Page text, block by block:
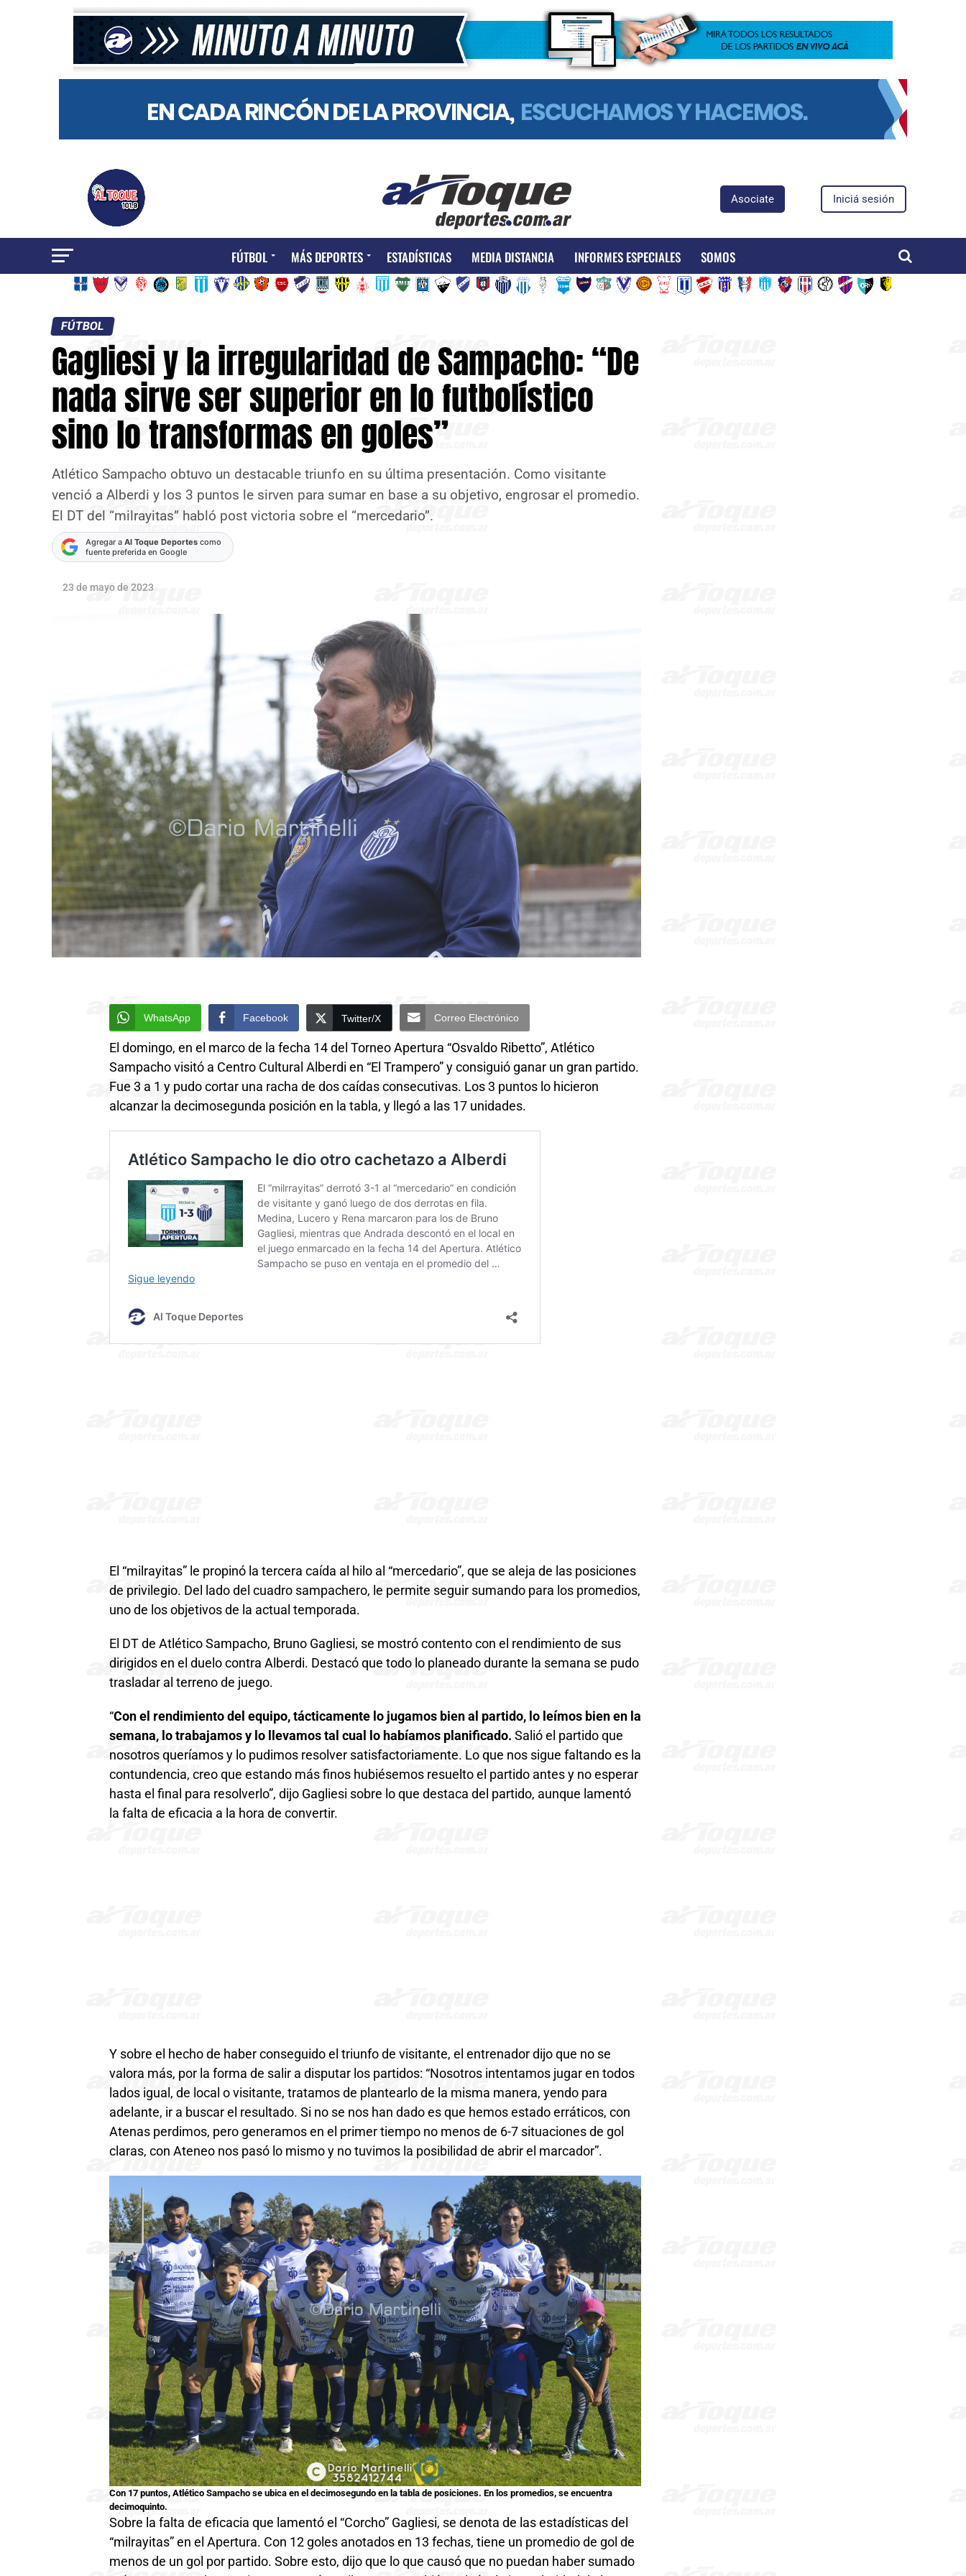
Asociate Iniciá sesión
FÚTBOL MÁS DEPORTES ESTADÍSTICAS MEDIA DISTANCIA INFORMES ESPECIALES SOMOS
FÚTBOL
Gagliesi y la irregularidad de Sampacho: “De
nada sirve ser superior en lo futbolístico
sino lo transformas en goles”
Atlético Sampacho obtuvo un destacable triunfo en su última presentación. Como visitante
venció a Alberdi y los 3 puntos le sirven para sumar en base a su objetivo, engrosar el promedio.
El DT del “milrayitas” habló post victoria sobre el “mercedario”.
Agregar a Al Toque Deportes como
fuente preferida en Google
23 de mayo de 2023
WhatsApp Facebook Twitter/X Correo Electrónico
El domingo, en el marco de la fecha 14 del Torneo Apertura “Osvaldo Ribetto”, Atlético
Sampacho visitó a Centro Cultural Alberdi en “El Trampero” y consiguió ganar un gran partido.
Fue 3 a 1 y pudo cortar una racha de dos caídas consecutivas. Los 3 puntos lo hicieron
alcanzar la decimosegunda posición en la tabla, y llegó a las 17 unidades.
El “milrayitas” le propinó la tercera caída al hilo al “mercedario”, que se aleja de las posiciones
de privilegio. Del lado del cuadro sampachero, le permite seguir sumando para los promedios,
uno de los objetivos de la actual temporada.
El DT de Atlético Sampacho, Bruno Gagliesi, se mostró contento con el rendimiento de sus
dirigidos en el duelo contra Alberdi. Destacó que todo lo planeado durante la semana se pudo
trasladar al terreno de juego.
“Con el rendimiento del equipo, tácticamente lo jugamos bien al partido, lo leímos bien en la
semana, lo trabajamos y lo llevamos tal cual lo habíamos planificado. Salió el partido que
nosotros queríamos y lo pudimos resolver satisfactoriamente. Lo que nos sigue faltando es la
contundencia, creo que estando más finos hubiésemos resuelto el partido antes y no esperar
hasta el final para resolverlo”, dijo Gagliesi sobre lo que destaca del partido, aunque lamentó
la falta de eficacia a la hora de convertir.
Y sobre el hecho de haber conseguido el triunfo de visitante, el entrenador dijo que no se
valora más, por la forma de salir a disputar los partidos: “Nosotros intentamos jugar en todos
lados igual, de local o visitante, tratamos de plantearlo de la misma manera, yendo para
adelante, ir a buscar el resultado. Si no se nos han dado es que hemos estado erráticos, con
Atenas perdimos, pero generamos en el primer tiempo no menos de 6-7 situaciones de gol
claras, con Ateneo nos pasó lo mismo y no tuvimos la posibilidad de abrir el marcador”.
Con 17 puntos, Atlético Sampacho se ubica en el decimosegundo en la tabla de posiciones. En los promedios, se encuentra
decimoquinto.
Sobre la falta de eficacia que lamentó el “Corcho” Gagliesi, se denota de las estadísticas del
“milrayitas” en el Apertura. Con 12 goles anotados en 13 fechas, tiene un promedio de gol de
menos de un gol por partido. Sobre esto, dijo que lo que causó que no puedan haber sumado